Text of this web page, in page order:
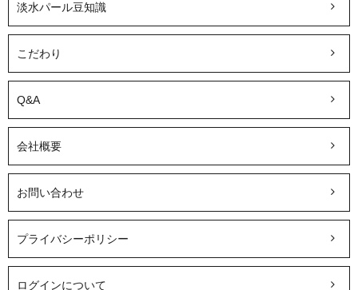
淡水パール豆知識
こだわり
Q&A
会社概要
お問い合わせ
プライバシーポリシー
ログインについて